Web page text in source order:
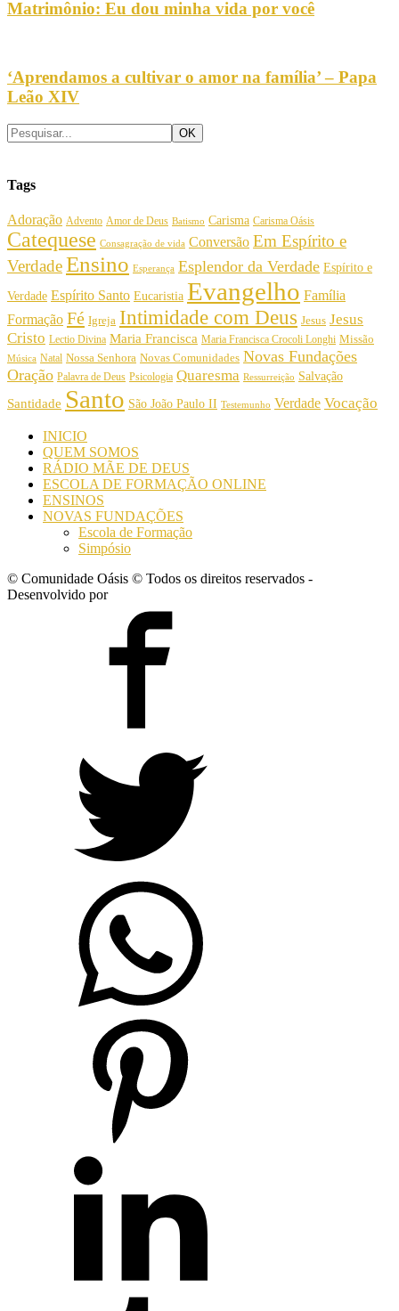
Matrimônio: Eu dou minha vida por você
‘Aprendamos a cultivar o amor na família’ – Papa
Leão XIV
Tags
Adoração Advento Amor de Deus Batismo Carisma Carisma Oásis
Catequese Consagração de vida Conversão Em Espírito e
VerdadeEnsino Esperança Esplendor da Verdade Espírito e
Verdade Espírito Santo Eucaristia Evangelho Família
Formação Fé Igreja Intimidade com Deus Jesus Jesus
Cristo Lectio Divina Maria Francisca Maria Francisca Crocoli Longhi Missão
Música Natal Nossa Senhora Novas Comunidades Novas Fundações
Oração Palavra de Deus Psicologia Quaresma Ressurreição Salvação
Santidade Santo São João Paulo II Testemunho Verdade Vocação
INICIO
QUEM SOMOS
RÁDIO MÃE DE DEUS
ESCOLA DE FORMAÇÃO ONLINE
ENSINOS
NOVAS FUNDAÇÕES
Escola de Formação
Simpósio
© Comunidade Oásis © Todos os direitos reservados -
Desenvolvido por